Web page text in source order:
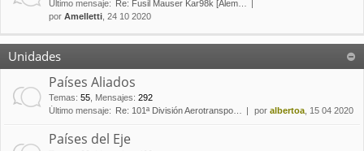
Último mensaje:
Re: Fusil Mauser Kar98k [Alem…
por Amelletti , 24 10 2020
Unidades
Países Aliados
Temas: 55 Mensajes: 292
Último mensaje:
Re: 101ª División Aerotranspo… por albertoa , 15 04 2020
Países del Eje